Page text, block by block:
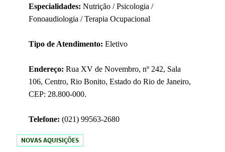
Especialidades: Nutrição / Psicologia /
Fonoaudiologia / Terapia Ocupacional
Tipo de Atendimento: Eletivo
Endereço: Rua XV de Novembro, nº 242, Sala
106, Centro, Rio Bonito, Estado do Rio de Janeiro,
CEP: 28.800-000.
Telefone: (021) 99563-2680
NOVAS AQUISIÇÕES